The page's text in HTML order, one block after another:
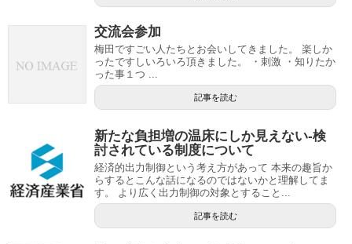
交流会参加
梅田ですごい人たちとお会いしてきました。 楽しか
ったですしいろいろ頂きました。 ・刺激 ・知りたか
った事１つ ...
記事を読む
新たな負担増の温床にしか見えない-検
討されている制度について
経済的出力制御という考え方があって 本来の趣旨か
らするとこんな話になるのではないかと理解してま
す。 より広く出力制御の対象とすること...
記事を読む